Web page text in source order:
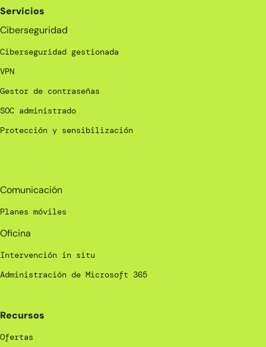
Servicios
Ciberseguridad
Ciberseguridad gestionada
VPN
Gestor de contraseñas
SOC administrado
Protección y sensibilización
Comunicación
Planes móviles
Oficina
Intervención in situ
Administración de Microsoft 365
Recursos
Ofertas